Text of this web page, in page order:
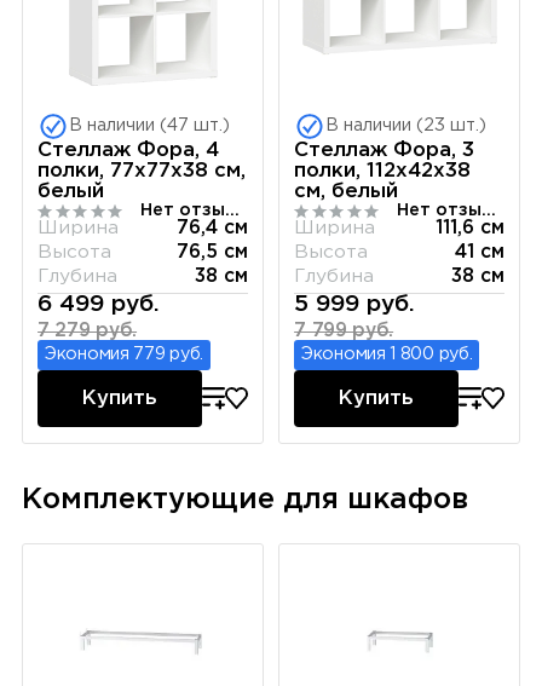
В наличии (47 шт.)
Стеллаж Фора, 4
полки, 77х77х38 см,
белый
Нет отзывов
Ширина
76,4 см
Высота
76,5 см
Глубина
38 см
6 499 руб.
7 279 руб.
Экономия 779 руб.
Купить
В наличии (23 шт.)
Стеллаж Фора, 3
полки, 112х42х38
см, белый
Нет отзывов
Ширина
111,6 см
Высота
41 см
Глубина
38 см
5 999 руб.
7 799 руб.
Экономия 1 800 руб.
Купить
Комплектующие для шкафов